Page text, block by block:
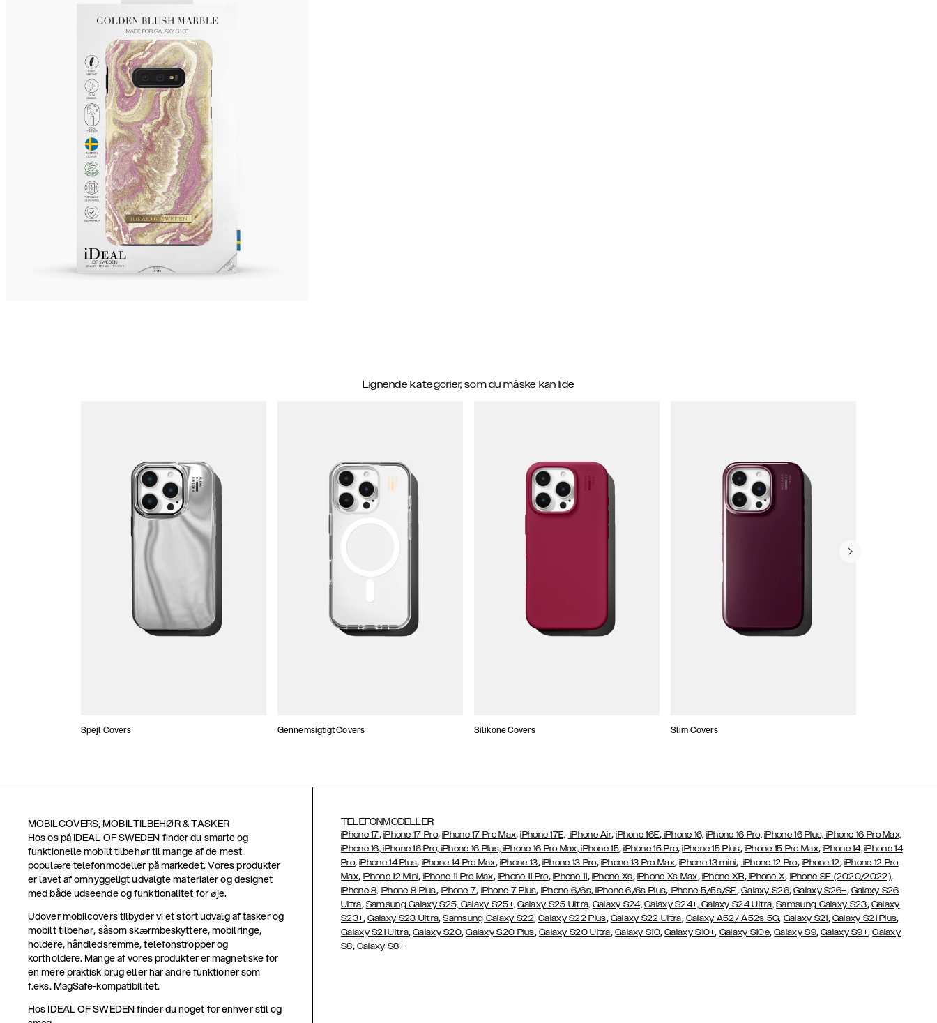
Lignende kategorier, som du måske kan lide
Spejl Covers Gennemsigtigt Covers Silikone Covers Slim Covers
MOBILCOVERS, MOBILTILBEHØR & TASKER
Hos os på IDEAL OF SWEDEN finder du smarte og
funktionelle mobilt tilbehør til mange af de mest
populære telefonmodeller på markedet. Vores produkter
er lavet af omhyggeligt udvalgte materialer og designet
med både udseende og funktionalitet for øje.
Udover mobilcovers tilbyder vi et stort udvalg af tasker og
mobilt tilbehør, såsom skærmbeskyttere, mobilringe,
holdere, håndledsremme, telefonstropper og
kortholdere. Mange af vores produkter er magnetiske for
en mere praktisk brug eller har andre funktioner som
f.eks. MagSafe-kompatibilitet.
Hos IDEAL OF SWEDEN finder du noget for enhver stil og
TELEFONMODELLER
iPhone 17, iPhone 17 Pro,iPhone 17 Pro Max,iPhone 17E, iPhone Air,iPhone 16E, iPhone 16, iPhone 16 Pro, iPhone 16 Plus, iPhone 16 Pro Max,
iPhone 16, iPhone 16 Pro, iPhone 16 Plus, iPhone 16 Pro Max, iPhone 15,iPhone 15 Pro,iPhone 15 Plus, iPhone 15 Pro Max,iPhone 14, iPhone 14
Pro,iPhone 14 Plus, iPhone 14 Pro Max, iPhone 13, iPhone 13 Pro, iPhone 13 Pro Max,iPhone 13 mini, iPhone 12 Pro, iPhone 12, iPhone 12 Pro
Max,iPhone 12 Mini, iPhone 11 Pro Max, iPhone 11 Pro, iPhone 11, iPhone Xs, iPhone Xs Max, iPhone XR,iPhone X, iPhone SE (2020/2022),
iPhone 8, iPhone 8 Plus, iPhone 7, iPhone 7 Plus, iPhone 6/6s, iPhone 6/6s Plus, iPhone 5/5s/SE, Galaxy S26,Galaxy S26+, Galaxy S26
Ultra, Samsung Galaxy S25, Galaxy S25+, Galaxy S25 Ultra, Galaxy S24, Galaxy S24+, Galaxy S24 Ultra, Samsung Galaxy S23, Galaxy
S23+,Galaxy S23 Ultra,Samsung Galaxy S22,Galaxy S22 Plus, Galaxy S22 Ultra, Galaxy A52/ A52s 5G, Galaxy S21, Galaxy S21 Plus,
Galaxy S21 Ultra,Galaxy S20,Galaxy S20 Plus, Galaxy S20 Ultra, Galaxy S10,Galaxy S10+, Galaxy S10e,Galaxy S9,Galaxy S9+,Galaxy
S8, Galaxy S8+